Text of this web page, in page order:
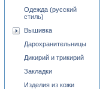
Одежда (русский
стиль)
Вышивка
Дарохранительницы
Дикирий и трикирий
Закладки
Изделия из кожи